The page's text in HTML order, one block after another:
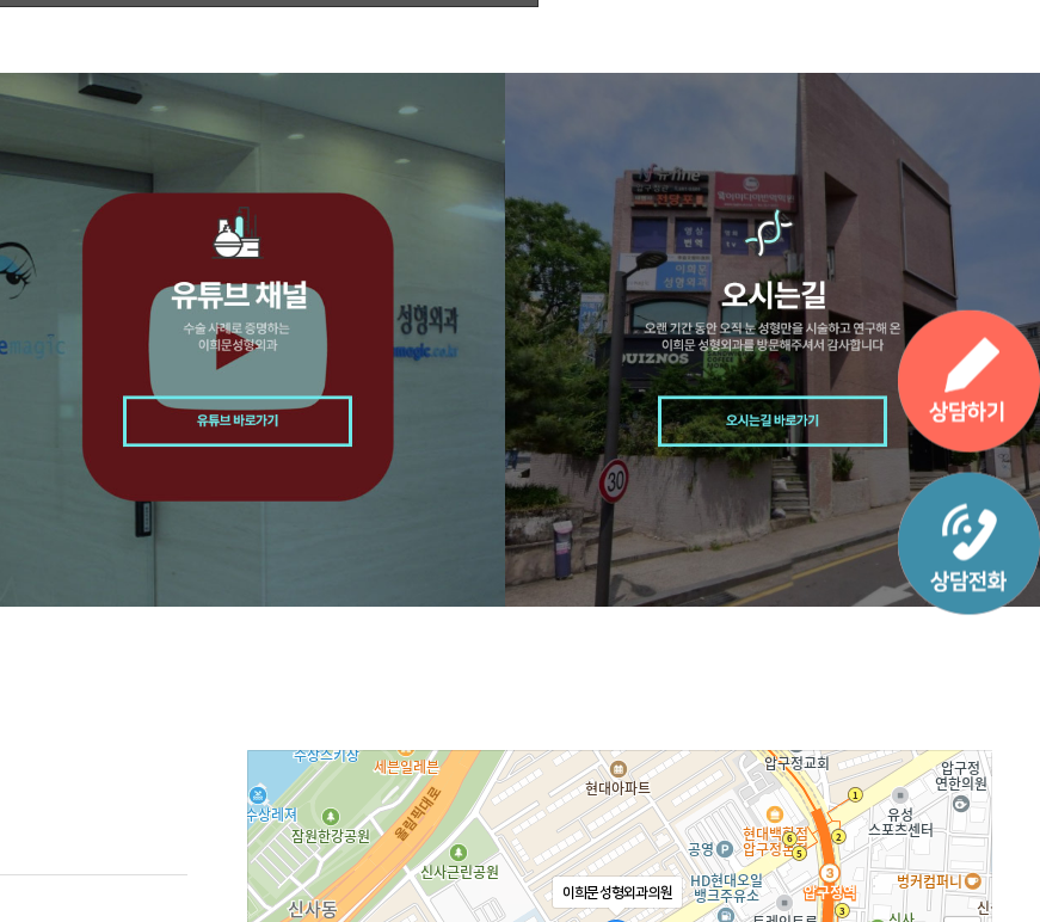
이희문성형외과의원